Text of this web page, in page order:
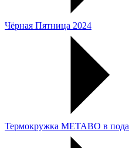
Чёрная Пятница 2024
Термокружка METABO в